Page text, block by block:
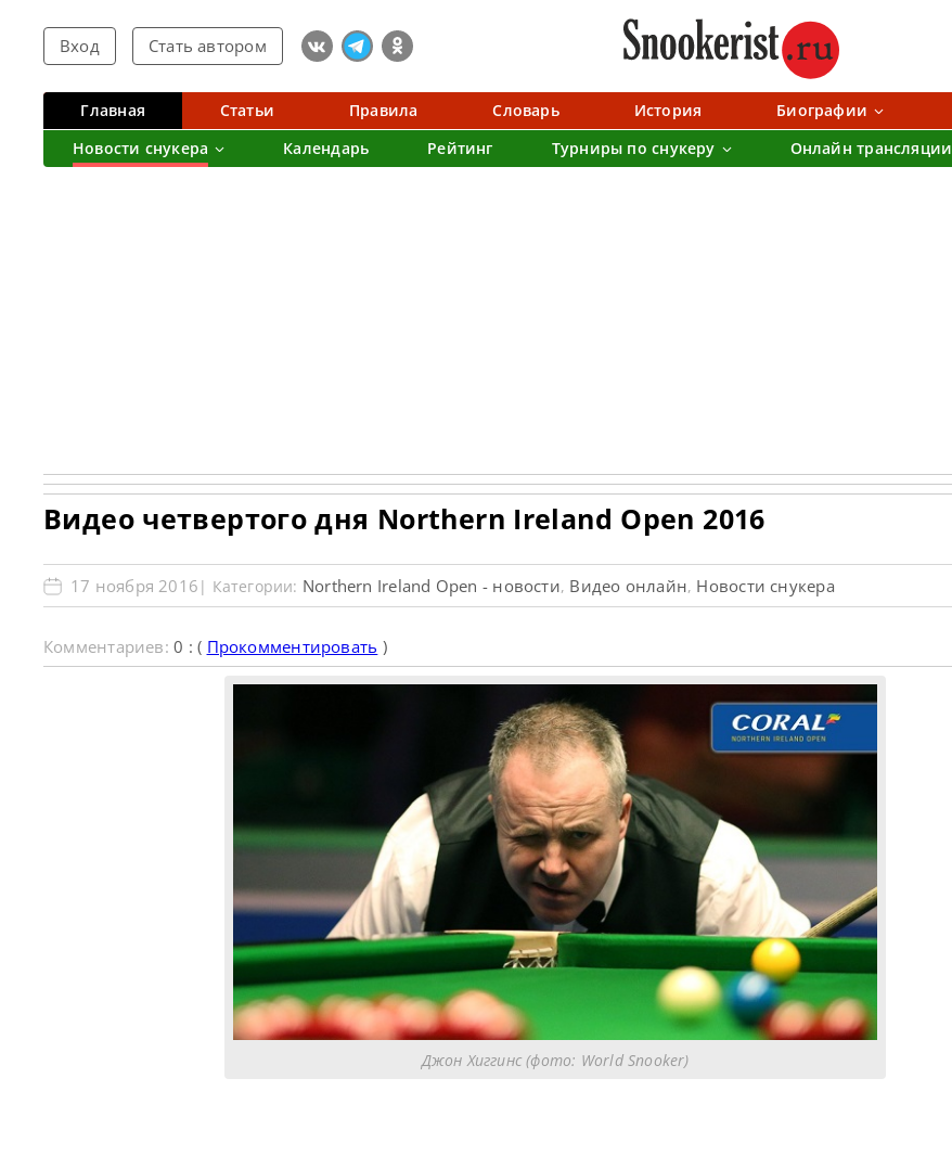
Вход Стать автором
Главная Статьи Правила Словарь История Биографии
Новости снукера
Календарь Рейтинг Турниры по снукеру Онлайн трансляции
Видео четвертого дня Northern Ireland Open 2016
17 ноября 2016 | Категории: Northern Ireland Open - новости, Видео онлайн, Новости снукера
Комментариев:0 : ( Прокомментировать )
Джон Хиггинс (фото: World Snooker)